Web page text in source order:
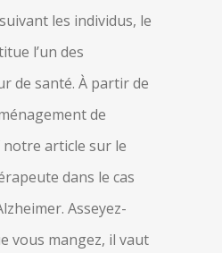
les individus, le
l’un des
de santé. À partir de
de
notre article sur le
dans le cas
Asseyez-
vous mangez, il vaut